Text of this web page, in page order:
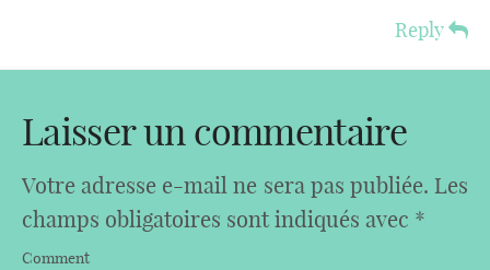
Reply
Laisser un commentaire
Votre adresse e-mail ne sera pas publiée. Les
champs obligatoires sont indiqués avec *
Comment